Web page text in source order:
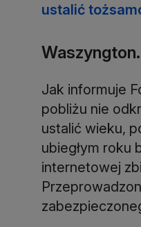
ustalić
Jak informuje
pobliżu nie
ustalić wieku,
ubiegłym roku
internetowej